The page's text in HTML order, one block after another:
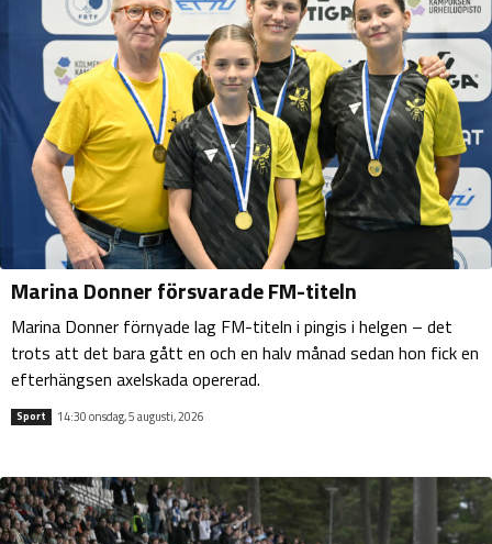
Marina Donner försvarade FM-titeln
Marina Donner förnyade lag FM-titeln i pingis i helgen – det
trots att det bara gått en och en halv månad sedan hon fick en
efterhängsen axelskada opererad.
Sport 14:30 onsdag, 5 augusti, 2026